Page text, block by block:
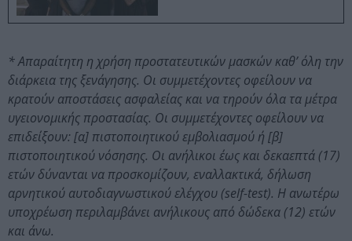
* Απαραίτητη η χρήση προστατευτικών μασκών καθ’ όλη την
διάρκεια της ξενάγησης. Οι συμμετέχοντες οφείλουν να
κρατούν αποστάσεις ασφαλείας και να τηρούν όλα τα μέτρα
υγειονομικής προστασίας. Οι συμμετέχοντες οφείλουν να
επιδείξουν: [α] πιστοποιητικού εμβολιασμού ή [β]
πιστοποιητικού νόσησης. Οι ανήλικοι έως και δεκαεπτά (17)
ετών δύνανται να προσκομίζουν, εναλλακτικά, δήλωση
αρνητικού αυτοδιαγνωστικού ελέγχου (self-test). Η ανωτέρω
υποχρέωση περιλαμβάνει ανήλικους από δώδεκα (12) ετών
και άνω.